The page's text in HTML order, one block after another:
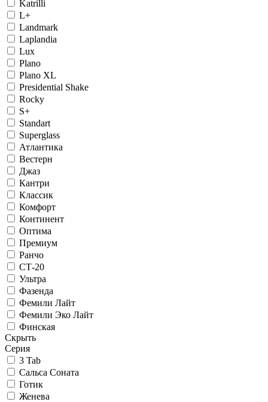
Katrilli
L+
Landmark
Laplandia
Lux
Plano
Plano XL
Presidential Shake
Rocky
S+
Standart
Superglass
Атлантика
Вестерн
Джаз
Кантри
Классик
Комфорт
Континент
Оптима
Премиум
Ранчо
СТ-20
Ультра
Фазенда
Фемили Лайт
Фемили Эко Лайт
Финская
Скрыть
Серия
3 Tab
Сальса Соната
Готик
Женева